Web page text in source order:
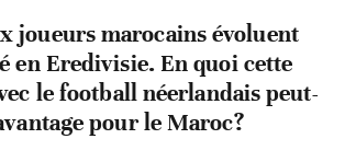
joueurs marocains évoluent
en Eredivisie. En quoi cette
le football néerlandais peut-
pour le Maroc?